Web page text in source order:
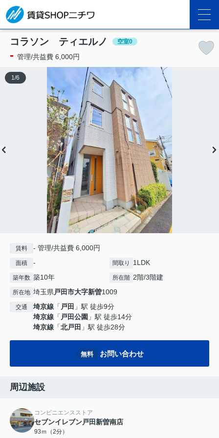
コラソン ティエルノ 空室0
- 管理/共益費 6,000円
1 /6
賃料 - 管理/共益費 6,000円
面積 - 間取り 1LDK
築年数 築10年 所在階 2階/3階建
所在地 埼玉県 戸田市大字新曽1009
交通 埼京線 「 戸田 」駅 徒歩9分
埼京線 「 戸田公園 」駅 徒歩14分
埼京線 「北戸田 」駅 徒歩28分
無料 お問い合わせ
周辺施設
コンビニエンスストア
セブンイレブン戸田新曽南店
93ｍ（2分）